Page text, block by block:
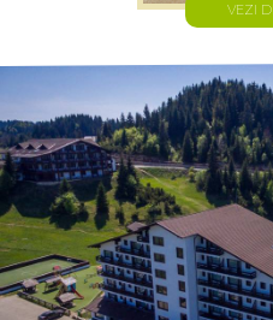
VEZI